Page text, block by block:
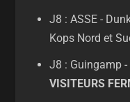
J8 : ASSE -
Kops Nord et
J8 : Guingamp
VISITEURS